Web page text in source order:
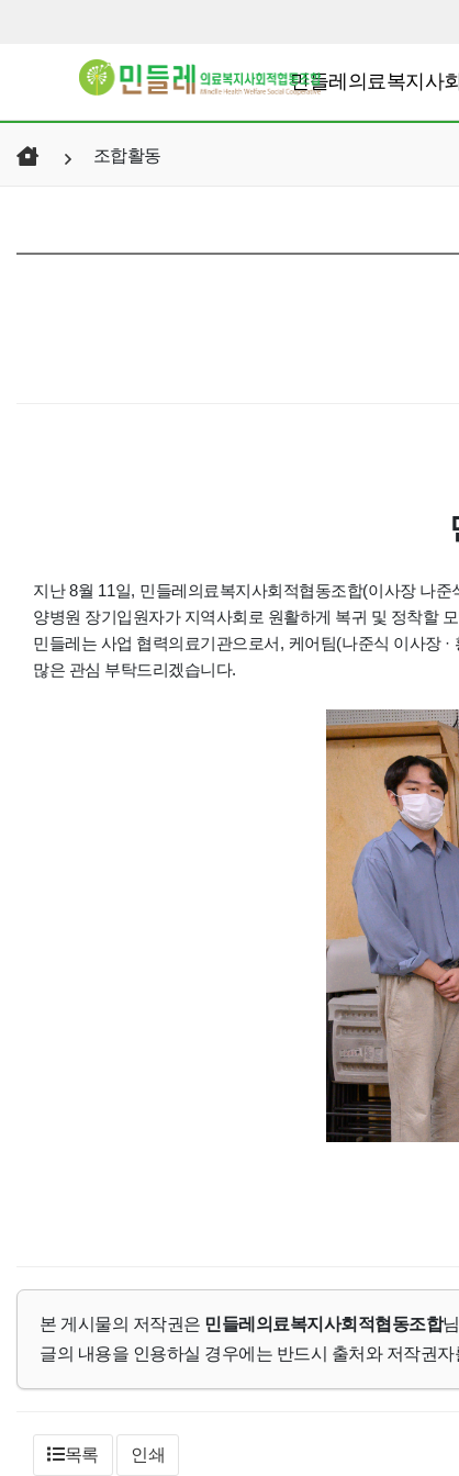
민들레의료복지사
조합활동
지난8월 11일, 민들레의료복지사회적협동조합(이사장 나준
양병원 장기입원자가 지역사회로 원활하게 복귀 및 정착할
민들레는 사업 협력의료기관으로서 , 케어팀(나준식 이사장 ·
많은 관심 부탁드리겠습니다.
본 게시물의 저작권은 민들레의료복지사회적협동조합
글의 내용을 인용하실 경우에는 반드시 출처와 저작권
목록 인쇄